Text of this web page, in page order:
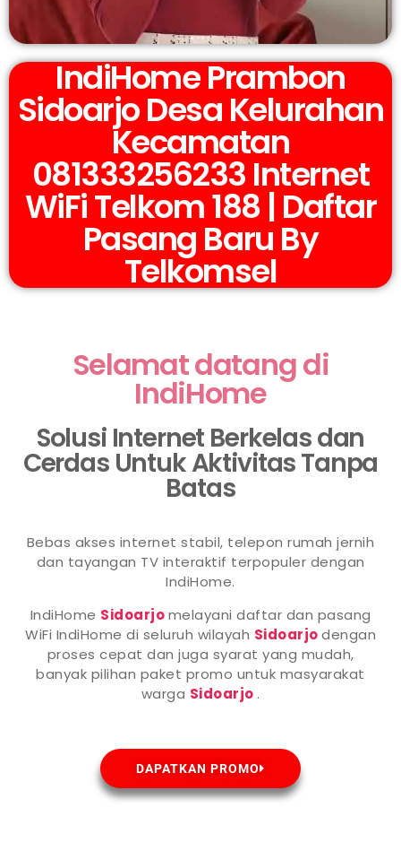
IndiHome Prambon
Sidoarjo Desa Kelurahan
Kecamatan
081333256233 Internet
WiFi Telkom 188 | Daftar
Pasang Baru By
Telkomsel
Selamat datang di
IndiHome
Solusi Internet Berkelas dan
Cerdas Untuk Aktivitas Tanpa
Batas
Bebas akses internet stabil, telepon rumah jernih
dan tayangan TV interaktif terpopuler dengan
IndiHome.
IndiHome Sidoarjomelayani daftar dan pasang
WiFi IndiHome di seluruh wilayah Sidoarjodengan
proses cepat dan juga syarat yang mudah,
banyak pilihan paket promo untuk masyarakat
warga Sidoarjo .
DAPATKAN PROMO